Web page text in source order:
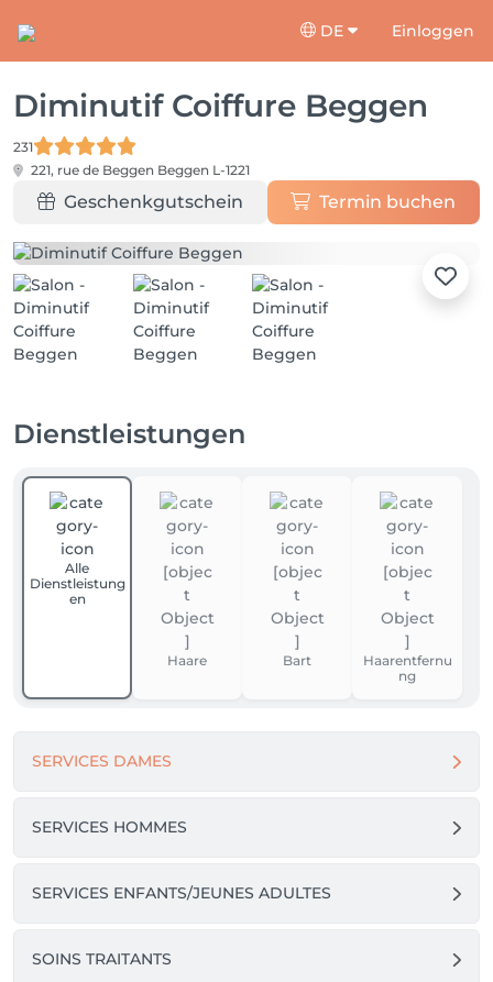
DE Einloggen
Diminutif Coiffure Beggen
231
221, rue de Beggen Beggen L-1221
Geschenkgutschein Termin buchen
Dienstleistungen
Alle
Dienstleistung
en
Haare Bart
Haarentfernu
ng
SERVICES DAMES
SERVICES HOMMES
SERVICES ENFANTS/JEUNES ADULTES
SOINS TRAITANTS